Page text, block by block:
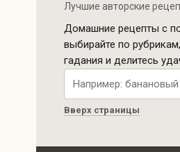
Лучшие авторские
Домашние рецепты с
выбирайте по
гадания и делитесь
Поиск рецептов по
Вверх страницы